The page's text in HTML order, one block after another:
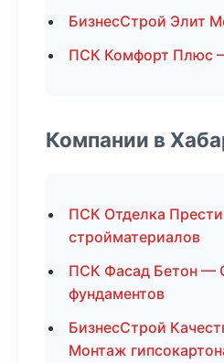
БизнесСтрой Элит
ПСК Комфорт Плюс
Компании в
ПСК Отделка
стройматериалов
ПСК Фасад Бетон —
фундаментов
БизнесСтрой
Монтаж